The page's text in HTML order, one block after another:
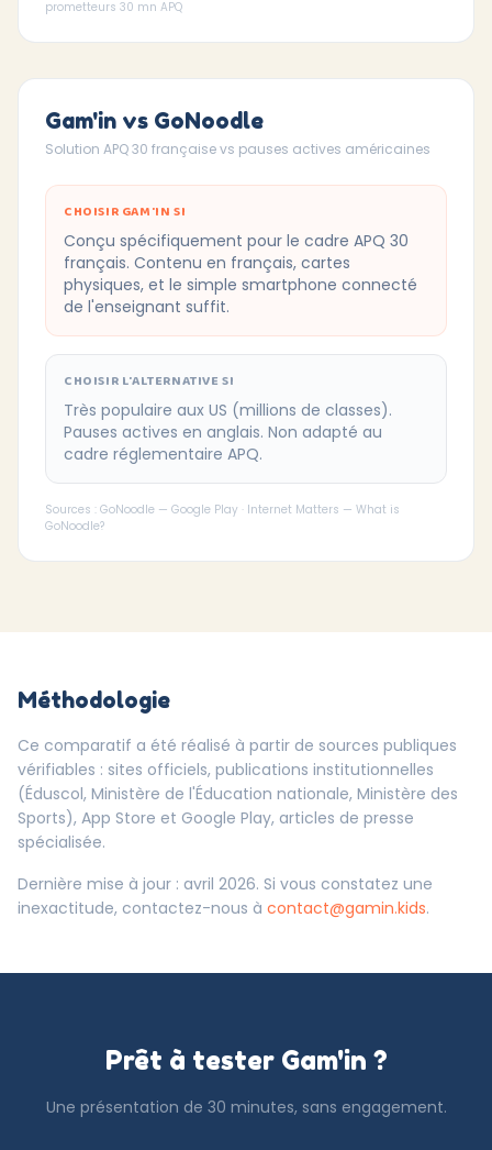
prometteurs 30 mn APQ
Gam'in vs GoNoodle
Solution APQ 30 française vs pauses actives américaines
CHOISIR GAM'IN SI
Conçu spécifiquement pour le cadre APQ 30
français. Contenu en français, cartes
physiques, et le simple smartphone connecté
de l'enseignant suffit.
CHOISIR L'ALTERNATIVE SI
Très populaire aux US (millions de classes).
Pauses actives en anglais. Non adapté au
cadre réglementaire APQ.
Sources : GoNoodle — Google Play · Internet Matters — What is
GoNoodle?
Méthodologie
Ce comparatif a été réalisé à partir de sources publiques
vérifiables : sites officiels, publications institutionnelles
(Éduscol, Ministère de l'Éducation nationale, Ministère des
Sports), App Store et Google Play, articles de presse
spécialisée.
Dernière mise à jour : avril 2026. Si vous constatez une
inexactitude, contactez-nous à contact@gamin.kids.
Prêt à tester Gam'in ?
Une présentation de 30 minutes, sans engagement.